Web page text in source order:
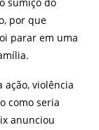
por que
parar em uma
violência
como seria
anunciou